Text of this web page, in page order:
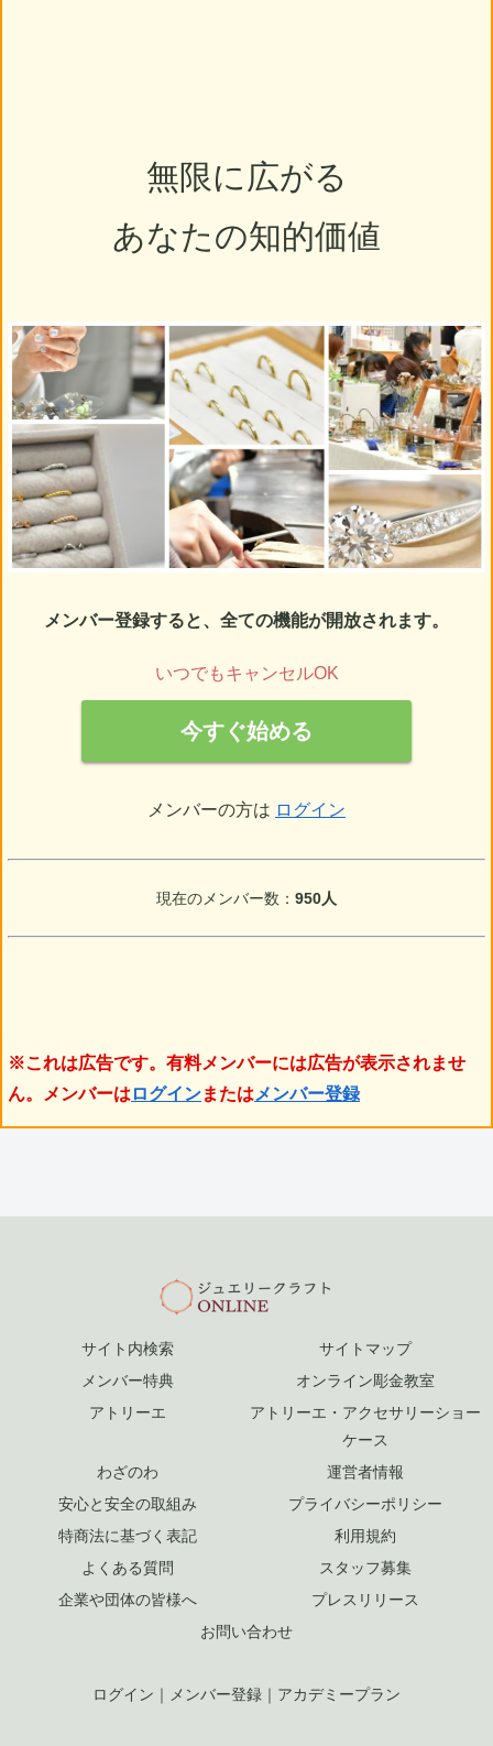
無限に広がる
あなたの知的価値
メンバー登録すると、全ての機能が開放されます。
いつでもキャンセルOK
今すぐ始める
メンバーの方は ログイン
現在のメンバー数： 950人
※これは広告です。有料メンバーには広告が表示されませ
ん。メンバーは ログインまたは メンバー登録
サイト内検索
サイトマップ
メンバー特典
オンライン彫金教室
アトリーエ
アトリーエ・アクセサリーショー
ケース
わざのわ
運営者情報
安心と安全の取組み
プライバシーポリシー
特商法に基づく表記
利用規約
よくある質問
スタッフ募集
企業や団体の皆様へ
プレスリリース
お問い合わせ
ログイン ｜ メンバー登録 ｜ アカデミープラン